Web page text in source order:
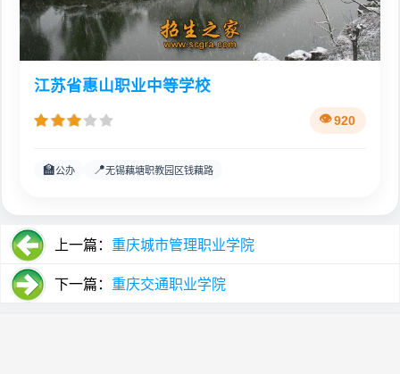
江苏省惠山职业中等学校
920
🏫公办 📍无锡藕塘职教园区钱藕路
上一篇： 重庆城市管理职业学院
下一篇： 重庆交通职业学院